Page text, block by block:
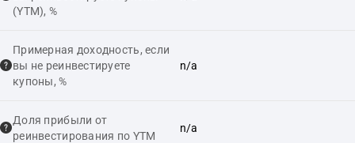
(YTM), %
Примерная доходность, если
вы не реинвестируете
купоны, %
n/a
Доля прибыли от
реинвестирования по YTM
n/a